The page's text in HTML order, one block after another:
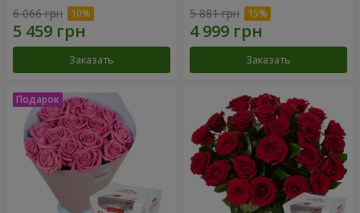
6 066 грн
Заказать
5 881 грн
Заказать